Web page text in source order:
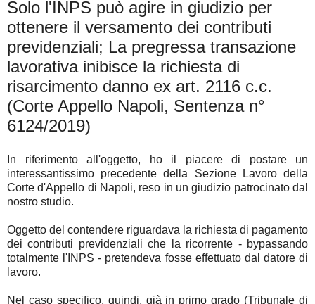
Solo l'INPS può agire in giudizio per
ottenere il versamento dei contributi
previdenziali; La pregressa transazione
lavorativa inibisce la richiesta di
risarcimento danno ex art. 2116 c.c.
(Corte Appello Napoli, Sentenza n°
6124/2019)
In riferimento all'oggetto, ho il piacere di postare un
interessantissimo precedente della Sezione Lavoro della
Corte d'Appello di Napoli, reso in un giudizio patrocinato dal
nostro studio.
Oggetto del contendere riguardava la richiesta di pagamento
dei contributi previdenziali che la ricorrente - bypassando
totalmente l'INPS - pretendeva fosse effettuato dal datore di
lavoro.
Nel caso specifico, quindi, già in primo grado (Tribunale di